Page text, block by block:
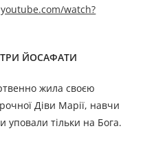
watch?
ЙОСАФАТИ
жила своєю
Діви Марії, навчи
уповали тільки на Бога.